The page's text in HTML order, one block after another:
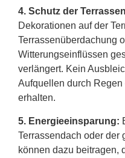
4. Schutz der
Dekorationen auf der
Terrassenüberdachung
Witterungseinflüssen
verlängert. Kein
Aufquellen durch
erhalten.
5. Energieeinsparung:
Terrassendach oder der
können dazu beitragen,